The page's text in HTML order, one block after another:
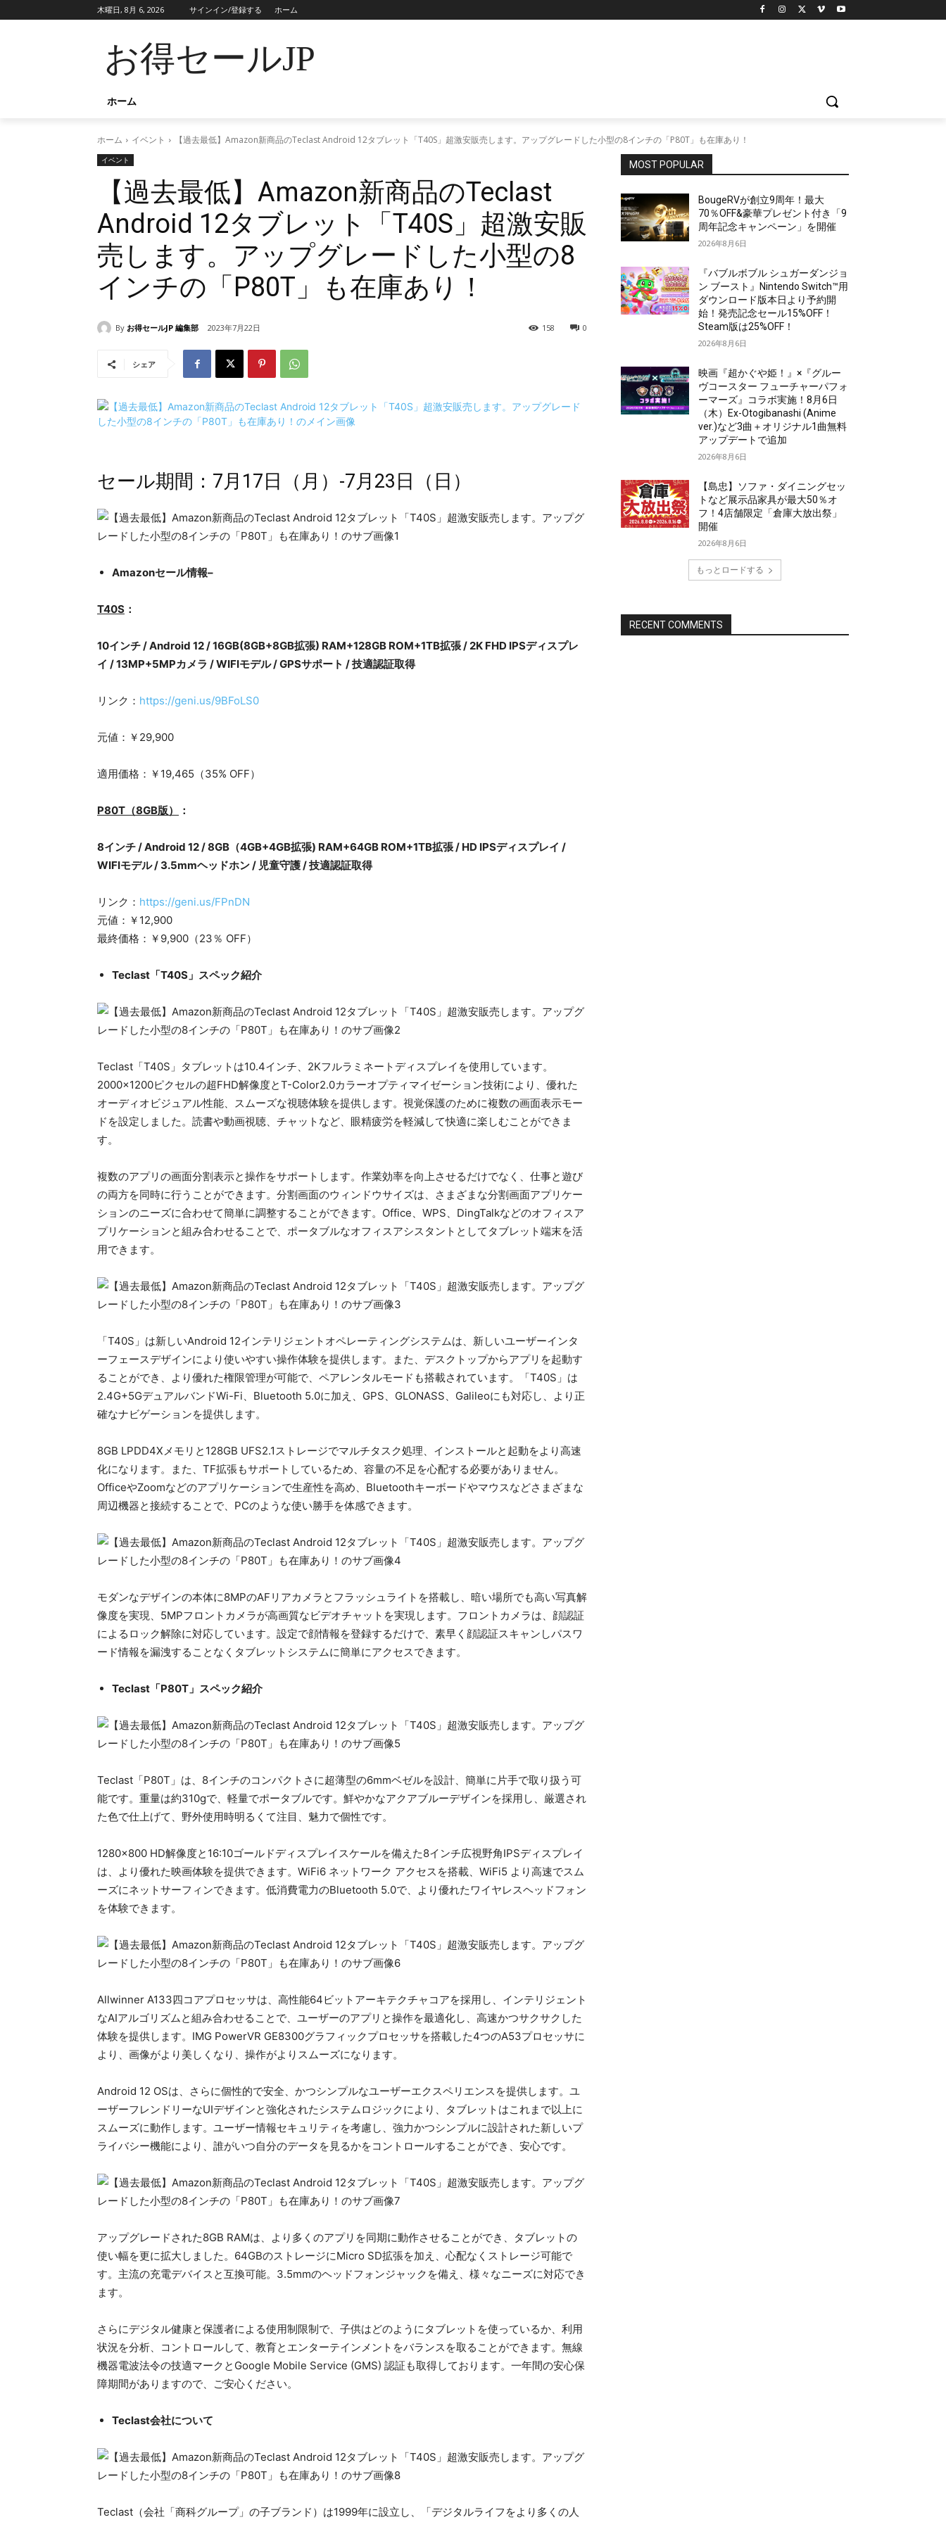
木曜日, 8月 6, 2026 サインイン/登録する ホーム
お得セールJP
ホーム
ホーム イベント 【過去最低】Amazon新商品のTeclast Android 12タブレット「T40S」超激安販売します。アップグレードした小型の8インチの「P80T」も在庫あり！
イベント
【過去最低】Amazon新商品のTeclast
Android 12タブレット「T40S」超激安販
売します。アップグレードした小型の8
インチの「P80T」も在庫あり！
By お得セールJP 編集部 2023年7月22日 0
158
シェア
セール期間：7月17日（月）-7月23日（日）
Amazonセール情報–
T40S ：
10インチ / Android 12 / 16GB(8GB+8GB拡張) RAM+128GB ROM+1TB拡張 / 2K FHD IPSディスプレ
イ / 13MP+5MPカメラ / WIFIモデル / GPSサポート / 技適認証取得
リンク： https://geni.us/9BFoLS0
元値：￥29,900
適用価格：￥19,465（35% OFF）
P80T（8GB版） ：
8インチ / Android 12 / 8GB（4GB+4GB拡張) RAM+64GB ROM+1TB拡張 / HD IPSディスプレイ /
WIFIモデル / 3.5mmヘッドホン / 児童守護 / 技適認証取得
リンク： https://geni.us/FPnDN
元値：￥12,900
最終価格：￥9,900（23％ OFF）
Teclast「T40S」スペック紹介
Teclast「T40S」タブレットは10.4インチ、2Kフルラミネートディスプレイを使用しています。
2000×1200ピクセルの超FHD解像度とT-Color2.0カラーオプティマイゼーション技術により、優れた
オーディオビジュアル性能、スムーズな視聴体験を提供します。視覚保護のために複数の画面表示モー
ドを設定しました。読書や動画視聴、チャットなど、眼精疲労を軽減して快適に楽しむことができま
す。
複数のアプリの画面分割表示と操作をサポートします。作業効率を向上させるだけでなく、仕事と遊び
の両方を同時に行うことができます。分割画面のウィンドウサイズは、さまざまな分割画面アプリケー
ションのニーズに合わせて簡単に調整することができます。Office、WPS、DingTalkなどのオフィスア
プリケーションと組み合わせることで、ポータブルなオフィスアシスタントとしてタブレット端末を活
用できます。
「T40S」は新しいAndroid 12インテリジェントオペレーティングシステムは、新しいユーザーインタ
ーフェースデザインにより使いやすい操作体験を提供します。また、デスクトップからアプリを起動す
ることができ、より優れた権限管理が可能で、ペアレンタルモードも搭載されています。「T40S」は
2.4G+5GデュアルバンドWi-Fi、Bluetooth 5.0に加え、GPS、GLONASS、Galileoにも対応し、より正
確なナビゲーションを提供します。
8GB LPDD4Xメモリと128GB UFS2.1ストレージでマルチタスク処理、インストールと起動をより高速
化になります。また、TF拡張もサポートしているため、容量の不足を心配する必要がありません。
OfficeやZoomなどのアプリケーションで生産性を高め、Bluetoothキーボードやマウスなどさまざまな
周辺機器と接続することで、PCのような使い勝手を体感できます。
モダンなデザインの本体に8MPのAFリアカメラとフラッシュライトを搭載し、暗い場所でも高い写真解
像度を実現、5MPフロントカメラが高画質なビデオチャットを実現します。フロントカメラは、顔認証
によるロック解除に対応しています。設定で顔情報を登録するだけで、素早く顔認証スキャンしパスワ
ード情報を漏洩することなくタブレットシステムに簡単にアクセスできます。
Teclast「P80T」スペック紹介
Teclast「P80T」は、8インチのコンパクトさに超薄型の6mmベゼルを設計、簡単に片手で取り扱う可
能です。重量は約310gで、軽量でポータブルです。鮮やかなアクアブルーデザインを採用し、厳選され
た色で仕上げて、野外使用時明るくて注目、魅力で個性です。
1280×800 HD解像度と16:10ゴールドディスプレイスケールを備えた8インチ広視野角IPSディスプレイ
は、より優れた映画体験を提供できます。WiFi6 ネットワーク アクセスを搭載、WiFi5 より高速でスム
ーズにネットサーフィンできます。低消費電力のBluetooth 5.0で、より優れたワイヤレスヘッドフォン
を体験できます。
Allwinner A133四コアプロセッサは、高性能64ビットアーキテクチャコアを採用し、インテリジェント
なAIアルゴリズムと組み合わせることで、ユーザーのアプリと操作を最適化し、高速かつサクサクした
体験を提供します。IMG PowerVR GE8300グラフィックプロセッサを搭載した4つのA53プロセッサに
より、画像がより美しくなり、操作がよりスムーズになります。
Android 12 OSは、さらに個性的で安全、かつシンプルなユーザーエクスペリエンスを提供します。ユ
ーザーフレンドリーなUIデザインと強化されたシステムロジックにより、タブレットはこれまで以上に
スムーズに動作します。ユーザー情報セキュリティを考慮し、強力かつシンプルに設計された新しいプ
ライバシー機能により、誰がいつ自分のデータを見るかをコントロールすることができ、安心です。
アップグレードされた8GB RAMは、より多くのアプリを同期に動作させることができ、タブレットの
使い幅を更に拡大しました。64GBのストレージにMicro SD拡張を加え、心配なくストレージ可能で
す。主流の充電デバイスと互換可能。3.5mmのヘッドフォンジャックを備え、様々なニーズに対応でき
ます。
さらにデジタル健康と保護者による使用制限制で、子供はどのようにタブレットを使っているか、利用
状況を分析、コントロールして、教育とエンターテインメントをバランスを取ることができます。無線
機器電波法令の技適マークとGoogle Mobile Service (GMS) 認証も取得しております。一年間の安心保
障期間がありますので、ご安心ください。
Teclast会社について
Teclast（会社「商科グループ」の子ブランド）は1999年に設立し、「デジタルライフをより多くの人
MOST POPULAR
BougeRVが創立9周年！最大
70％OFF&豪華プレゼント付き「9
周年記念キャンペーン」を開催
2026年8月6日
『バブルボブル シュガーダンジョ
ン ブースト』Nintendo Switch™用
ダウンロード版本日より予約開
始！発売記念セール15%OFF！
Steam版は25%OFF！
2026年8月6日
映画『超かぐや姫！』×『グルー
ヴコースター フューチャーパフォ
ーマーズ』コラボ実施！8月6日
（木）Ex-Otogibanashi (Anime
ver.)など3曲＋オリジナル1曲無料
アップデートで追加
2026年8月6日
【島忠】ソファ・ダイニングセッ
トなど展示品家具が最大50％オ
フ！4店舗限定「倉庫大放出祭」
開催
2026年8月6日
もっとロードする
RECENT COMMENTS